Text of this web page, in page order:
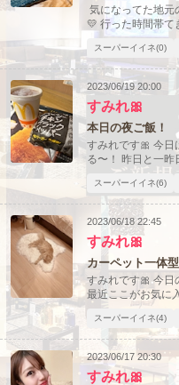
気になってた地
💛 行った時間帯て
スーパーイイネ(0)
2023/06/19 20:00
すみれ🎀
本日の夜ご飯！
すみれです🎀 今日
る〜！ 昨日と一昨
スーパーイイネ(6)
2023/06/18 22:45
すみれ🎀
カーペット一体
すみれです🎀 今日
最近ここがお気に
スーパーイイネ(4)
2023/06/17 20:30
すみれ🎀